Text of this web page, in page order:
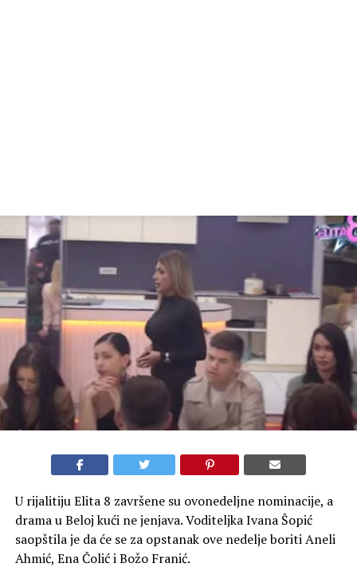
U rijalitiju Elita 8 završene su ovonedeljne nominacije, a
drama u Beloj kući ne jenjava. Voditeljka Ivana Šopić
saopštila je da će se za opstanak ove nedelje boriti Aneli
Ahmić, Ena Čolić i Božo Franić.